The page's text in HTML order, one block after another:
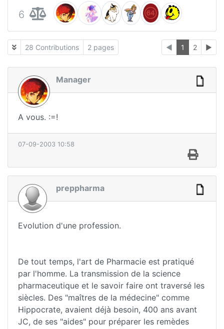
6
28 Contributions 2 pages ◄ 1 2 ►
Manager
A vous. :=!
07-09-2003 10:58
preppharma
Evolution d'une profession.
De tout temps, l'art de Pharmacie est pratiqué
par l'homme. La transmission de la science
pharmaceutique et le savoir faire ont traversé les
siècles. Des "maîtres de la médecine" comme
Hippocrate, avaient déjà besoin, 400 ans avant
JC, de ses "aides" pour préparer les remèdes